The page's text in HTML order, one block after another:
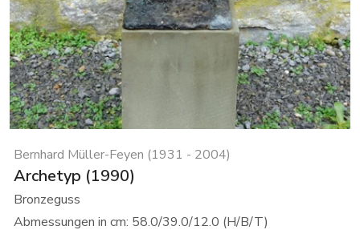
Bernhard Müller-Feyen (1931 - 2004)
Archetyp (1990)
Bronzeguss
Abmessungen in cm: 58.0/39.0/12.0 (H/B/T)